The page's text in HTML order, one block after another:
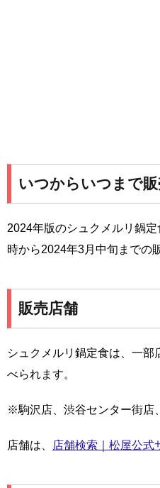
いつからいつまで
2024年版のシュクメルリ鍋
時から2024年3月中旬までの
販売店舗
シュクメルリ鍋定食は、一
べられます。
※駒沢店、渋谷センター街店
店舗は、 店舗検索｜松屋公式